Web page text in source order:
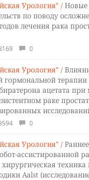
Урология" / Новые
по поводу
лечения рака
0
Урология" /
ацетата при
раке
0
Урология" /
ассистированной
техника
Aalst